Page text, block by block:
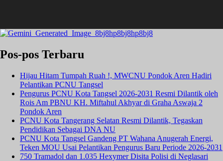
Pos-pos Terbaru
Hijau Hitam Tumpah Ruah !, MWCNU Pondok Aren Hadiri
Pelantikan PCNU Tangsel
Pengurus PCNU Kota Tangsel 2026-2031 Resmi Dilantik oleh
Rois Am PBNU KH. Miftahul Akhyar di Graha Aswaja 2
Pondok Aren
PCNU Kota Tangerang Selatan Resmi Dilantik, Tegaskan
Pendidikan Sebagai DNA NU
PCNU Kota Tangsel Gandeng PT Wahana Anugerah Energi,
Teken MOU Usai Pelantikan Pengurus Baru Periode 2026-2031
750 Tramadol dan 1.035 Hexymer Disita Polisi di Neglasari